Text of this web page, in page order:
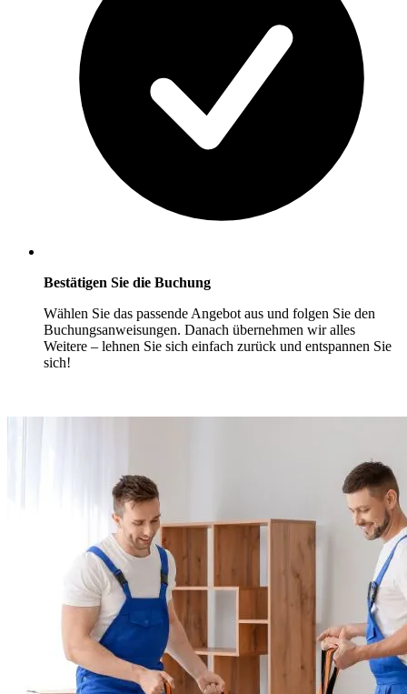
Bestätigen Sie die Buchung
Wählen Sie das passende Angebot aus und folgen Sie den
Buchungsanweisungen. Danach übernehmen wir alles
Weitere – lehnen Sie sich einfach zurück und entspannen Sie
sich!